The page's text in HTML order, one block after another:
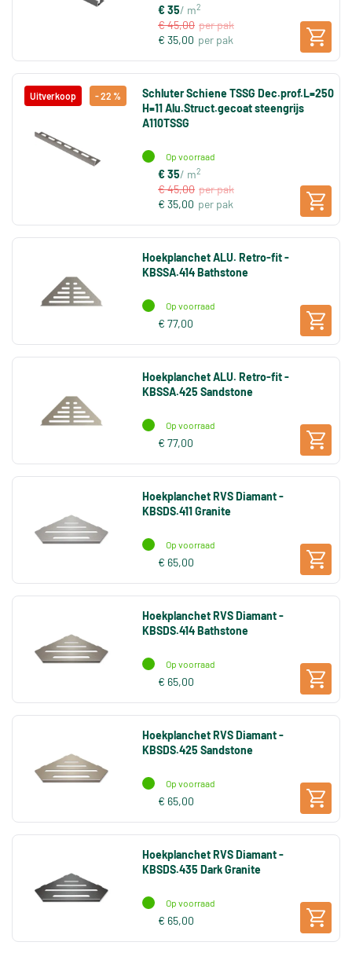
€ 35/ m2
€ 45,00 per pak
€ 35,00 per pak
Uitverkoop - 22 %
Schluter Schiene TSSG Dec.prof.L=250
H=11 Alu.Struct.gecoat steengrijs
A110TSSG
Op voorraad
€ 35/ m2
€ 45,00 per pak
€ 35,00 per pak
Hoekplanchet ALU. Retro-fit -
KBSSA.414 Bathstone
Op voorraad
€ 77,00
Hoekplanchet ALU. Retro-fit -
KBSSA.425 Sandstone
Op voorraad
€ 77,00
Hoekplanchet RVS Diamant -
KBSDS.411 Granite
Op voorraad
€ 65,00
Hoekplanchet RVS Diamant -
KBSDS.414 Bathstone
Op voorraad
€ 65,00
Hoekplanchet RVS Diamant -
KBSDS.425 Sandstone
Op voorraad
€ 65,00
Hoekplanchet RVS Diamant -
KBSDS.435 Dark Granite
Op voorraad
€ 65,00